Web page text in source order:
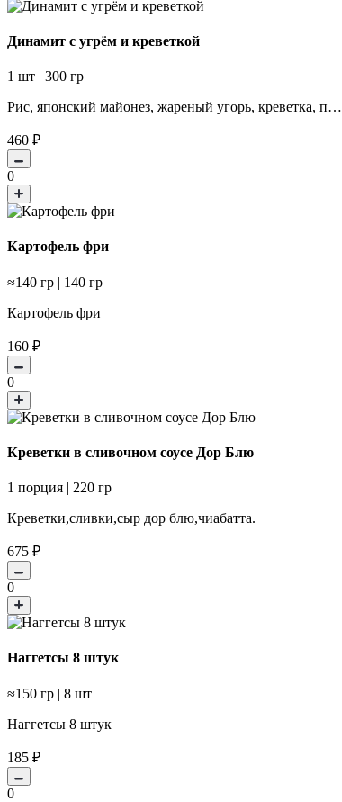
Динамит с угрём и креветкой
1 шт | 300 гр
Рис, японский майонез, жареный угорь, креветка, п…
460 ₽
0
Картофель фри
≈140 гр | 140 гр
Картофель фри
160 ₽
0
Креветки в сливочном соусе Дор Блю
1 порция | 220 гр
Креветки,сливки,сыр дор блю,чиабатта.
675 ₽
0
Наггетсы 8 штук
≈150 гр | 8 шт
Наггетсы 8 штук
185 ₽
0